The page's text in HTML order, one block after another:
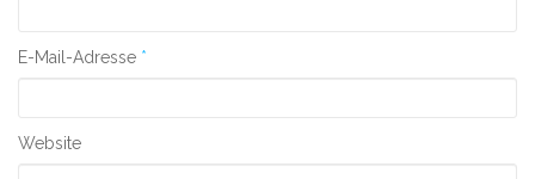
E-Mail-Adresse *
Website